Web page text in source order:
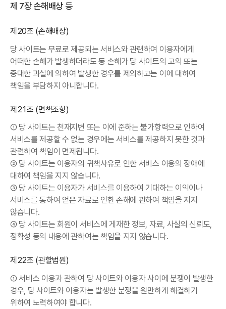
제 7장 손해배상 등
제20조 (손해배상)
당 사이트는 무료로 제공되는 서비스와 관련하여 이용자에게
어떠한 손해가 발생하더라도 동 손해가 당 사이트의 고의 또는
중대한 과실에 의하여 발생한 경우를 제외하고는 이에 대하여
책임을 부담하지 아니합니다.
제21조 (면책조항)
① 당 사이트는 천재지변 또는 이에 준하는 불가항력으로 인하여
서비스를 제공할 수 없는 경우에는 서비스를 제공하지 못한 것과
관련하여 책임이 면제됩니다.
② 당 사이트는 이용자의 귀책사유로 인한 서비스 이용의 장애에
대하여 책임을 지지 않습니다.
③ 당 사이트는 이용자가 서비스를 이용하여 기대하는 이익이나
서비스를 통하여 얻은 자료로 인한 손해에 관하여 책임을 지지
않습니다.
④ 당 사이트는 회원이 서비스에 게재한 정보, 자료, 사실의 신뢰도,
정확성 등의 내용에 관하여는 책임을 지지 않습니다.
제22조 (관할법원)
① 서비스 이용과 관하여 당 사이트와 이용자 사이에 분쟁이 발생한
경우, 당 사이트와 이용자는 발생한 분쟁을 원만하게 해결하기
위하여 노력하여야 합니다.